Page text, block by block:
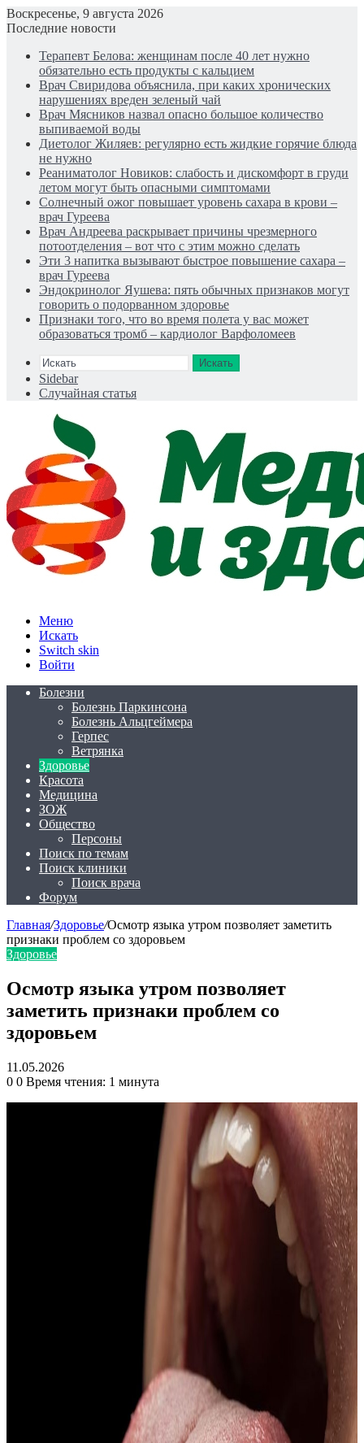
Воскресенье, 9 августа 2026
Последние новости
Терапевт Белова: женщинам после 40 лет нужно
обязательно есть продукты с кальцием
Врач Свиридова объяснила, при каких хронических
нарушениях вреден зеленый чай
Врач Мясников назвал опасно большое количество
выпиваемой воды
Диетолог Жиляев: регулярно есть жидкие горячие блюда
не нужно
Реаниматолог Новиков: слабость и дискомфорт в груди
летом могут быть опасными симптомами
Солнечный ожог повышает уровень сахара в крови –
врач Гуреева
Врач Андреева раскрывает причины чрезмерного
потоотделения – вот что с этим можно сделать
Эти 3 напитка вызывают быстрое повышение сахара –
врач Гуреева
Эндокринолог Яушева: пять обычных признаков могут
говорить о подорванном здоровье
Признаки того, что во время полета у вас может
образоваться тромб – кардиолог Варфоломеев
Искать
Sidebar
Случайная статья
Меню
Искать
Switch skin
Войти
Болезни
Болезнь Паркинсона
Болезнь Альцгеймера
Герпес
Ветрянка
Здоровье
Красота
Медицина
ЗОЖ
Общество
Персоны
Поиск по темам
Поиск клиники
Поиск врача
Форум
Главная/Здоровье/Осмотр языка утром позволяет заметить
признаки проблем со здоровьем
Здоровье
Осмотр языка утром позволяет
заметить признаки проблем со
здоровьем
11.05.2026
0 0 Время чтения: 1 минута